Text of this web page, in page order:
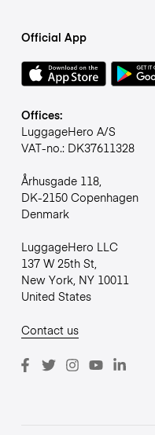
Official App
Offices:
LuggageHero A/S
VAT-no.: DK37611328
Århusgade 118,
DK-2150 Copenhagen
Denmark
LuggageHero LLC
137 W 25th St,
New York, NY 10011
United States
Contact us